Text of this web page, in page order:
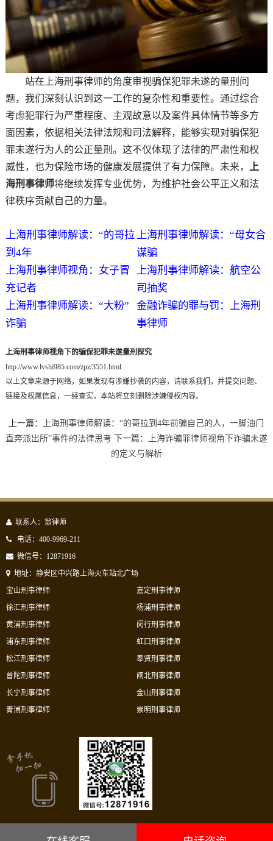
站在上海刑事律师的角度审视骗保犯罪未遂的量刑问
题，我们深刻认识到这一工作的复杂性和重要性。通过综合
考虑犯罪行为严重程度、主观故意以及案件具体情节等多方
面因素，依据相关法律法规和司法解释，能够实现对骗保犯
罪未遂行为人的公正量刑。这不仅体现了法律的严肃性和权
威性，也为保险市场的健康发展提供了有力保障。未来，
上
海刑事律师将继续发挥专业优势，为维护社会公平正义和法
律秩序贡献自己的力量。
上海刑事律师解读：“的哥拉
到4年
上海刑事律师解读：“母女合
谋骗
上海刑事律师视角：女子冒
充记者
上海刑事律师解读：航空公
司抽奖
上海刑事律师解读：“大粉”
诈骗
金融诈骗的罪与罚：上海刑
事律师
上海刑事律师视角下的骗保犯罪未遂量刑探究
http://www.lvshi985.com/zpz/3551.html
以上文章来源于网络，如果发现有涉嫌抄袭的内容，请联系我们，并提交问题、
链接及权属信息，一经查实，本站将立刻删除涉嫌侵权内容。
上一篇：
上海刑事律师解读：“的哥拉到4年前骗自己的人，一脚油门
直奔派出所”事件的法律思考下一篇：
上海诈骗罪律师视角下诈骗未遂
的定义与解析
联系人：翁律师
电话：400-9969-211
微信号：12871916
地址：静安区中兴路上海火车站北广场
宝山刑事律师
徐汇刑事律师
黄浦刑事律师
浦东刑事律师
嘉定刑事律师
杨浦刑事律师
闵行刑事律师
虹口刑事律师
松江刑事律师
普陀刑事律师
长宁刑事律师
青浦刑事律师
奉贤刑事律师
闸北刑事律师
金山刑事律师
崇明刑事律师